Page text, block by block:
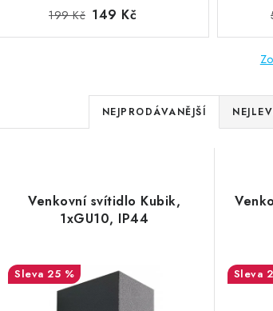
199 Kč 149 Kč
Ř
a
e
n
p
NEJPRODÁVANĚJŠÍ
Venkovní svítidlo Kubik,
1xGU10, IP44
25 %